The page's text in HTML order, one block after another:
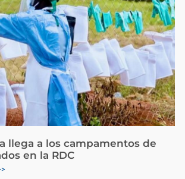
llega a los campamentos de
en la RDC